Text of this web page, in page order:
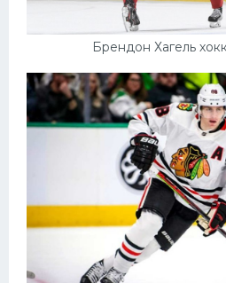
Брендон Хагель